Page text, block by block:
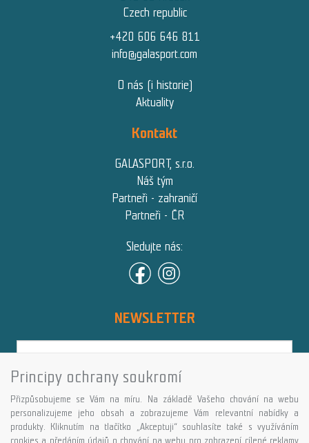
Czech republic
+420 606 646 811
info@galasport.com
O nás (i historie)
Aktuality
Kontakt
GALASPORT, s.r.o.
Náš tým
Partneři - zahraničí
Partneři - ČR
Sledujte nás:
NEWSLETTER
Přihlásit
Více informací o této službě
Principy ochrany soukromí
Přizpůsobujeme se Vám na míru. Na základě Vašeho chování na webu
personalizujeme jeho obsah a zobrazujeme Vám relevantní nabídky a
produkty. Kliknutím na tlačítko „Akceptuji“ souhlasíte také s využíváním
cookies a předáním údajů o chování na webu pro zobrazení cílené reklamy